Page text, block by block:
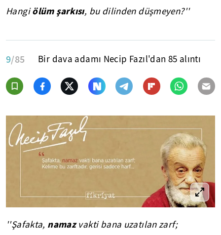
Hangiölüm şarkısı, bu dilinden düşmeyen?''
9/85 Bir dava adamı Necip Fazıl'dan 85 alıntı
''Şafakta, namazvakti bana uzatılan zarf;